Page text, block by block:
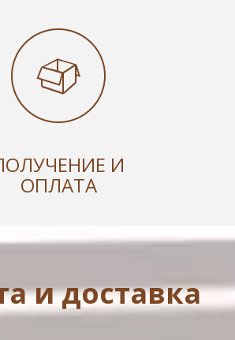
И
ОПЛАТА
и доставка